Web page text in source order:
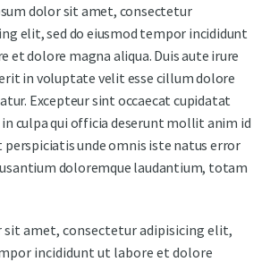
dolor sit amet, consectetur
elit, sed do eiusmod tempor incididunt
et dolore magna aliqua. Duis aute irure
in voluptate velit esse cillum dolore
Excepteur sint occaecat cupidatat
culpa qui officia deserunt mollit anim id
perspiciatis unde omnis iste natus error
doloremque laudantium, totam
amet, consectetur adipisicing elit,
incididunt ut labore et dolore